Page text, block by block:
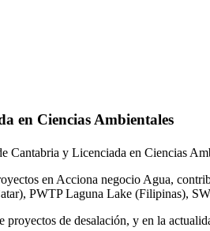
en Ciencias Ambientales
Cantabria y Licenciada en Ciencias
en Acciona negocio Agua,
PWTP Laguna Lake (Filipinas),
proyectos de desalación, y en la